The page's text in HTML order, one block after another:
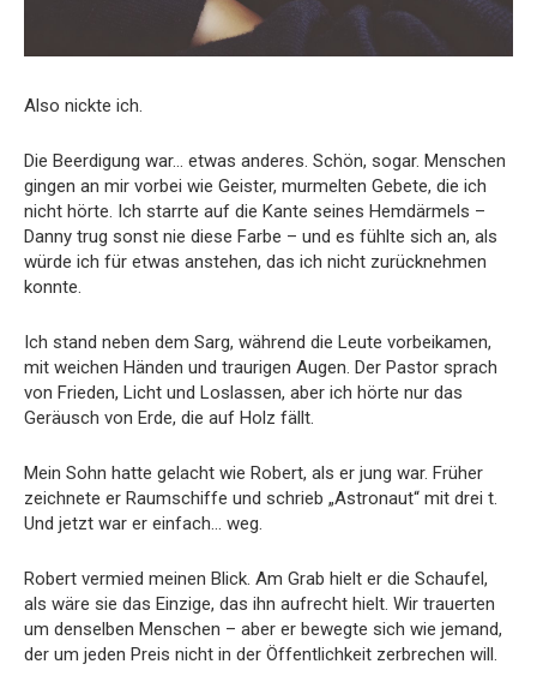
Also nickte ich.
Die Beerdigung war… etwas anderes. Schön, sogar. Menschen
gingen an mir vorbei wie Geister, murmelten Gebete, die ich
nicht hörte. Ich starrte auf die Kante seines Hemdärmels –
Danny trug sonst nie diese Farbe – und es fühlte sich an, als
würde ich für etwas anstehen, das ich nicht zurücknehmen
konnte.
Ich stand neben dem Sarg, während die Leute vorbeikamen,
mit weichen Händen und traurigen Augen. Der Pastor sprach
von Frieden, Licht und Loslassen, aber ich hörte nur das
Geräusch von Erde, die auf Holz fällt.
Mein Sohn hatte gelacht wie Robert, als er jung war. Früher
zeichnete er Raumschiffe und schrieb „Astronaut“ mit drei t.
Und jetzt war er einfach… weg.
Robert vermied meinen Blick. Am Grab hielt er die Schaufel,
als wäre sie das Einzige, das ihn aufrecht hielt. Wir trauerten
um denselben Menschen – aber er bewegte sich wie jemand,
der um jeden Preis nicht in der Öffentlichkeit zerbrechen will.